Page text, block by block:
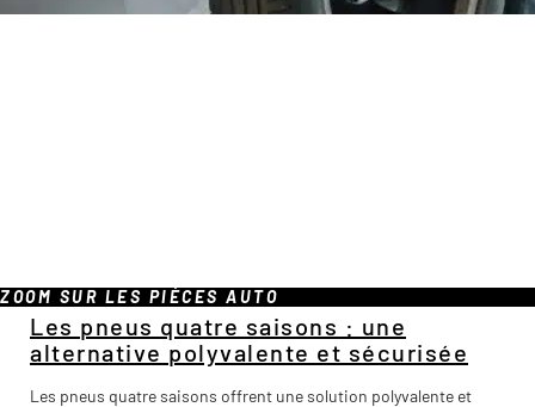
ZOOM SUR LES PIÈCES AUTO
Les pneus quatre saisons : une
alternative polyvalente et sécurisée
Les pneus quatre saisons offrent une solution polyvalente et